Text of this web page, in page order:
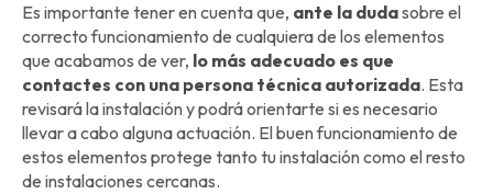
Es importante tener en cuenta que, ante la dudasobre el
correcto funcionamiento de cualquiera de los elementos
que acabamos de ver, lo más adecuado es que
contactes con una persona técnica autorizada. Esta
revisará la instalación y podrá orientarte si es necesario
llevar a cabo alguna actuación. El buen funcionamiento de
estos elementos protege tanto tu instalación como el resto
de instalaciones cercanas.